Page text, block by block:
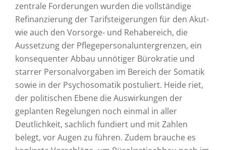
zentrale Forderungen wurden die vollständige
Refinanzierung der Tarifsteigerungen für den Akut-
wie auch den Vorsorge- und Rehabereich, die
Aussetzung der Pflegepersonaluntergrenzen, ein
konsequenter Abbau unnötiger Bürokratie und
starrer Personalvorgaben im Bereich der Somatik
sowie in der Psychosomatik postuliert. Heide riet,
der politischen Ebene die Auswirkungen der
geplanten Regelungen noch einmal in aller
Deutlichkeit, sachlich fundiert und mit Zahlen
belegt, vor Augen zu führen. Zudem brauche es